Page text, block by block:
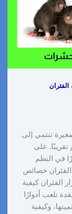
تنتمي إلى
تقريبًا. على
في النظم
الفئران خصائص
الفئران كيفية
تلعب أدوارًا
وكيفية